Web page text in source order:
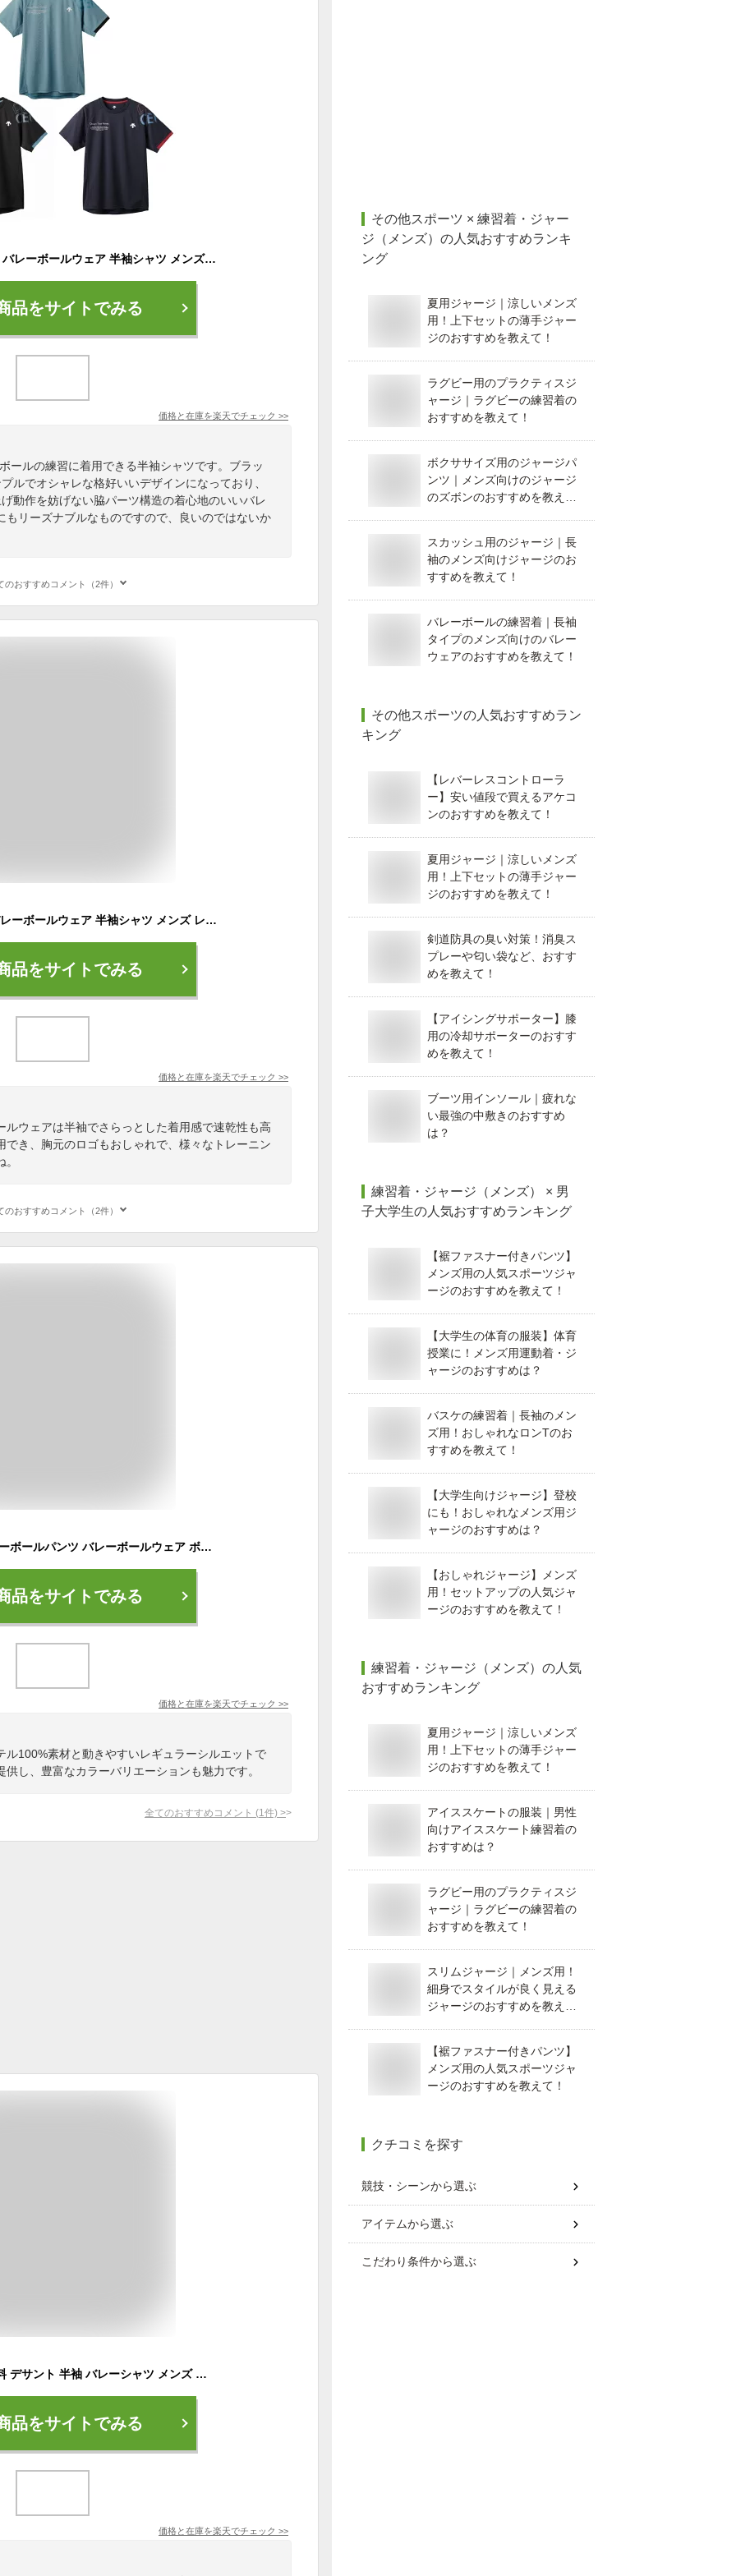
デサント DESCENTE バレーボールウェア 半袖シャツ メンズ レディース 半袖バレーボールシャツ DV4FHT02U
品をサイトでみる
価格と在庫を楽天でチェック >>
ールの練習に着用できる半袖シャツです。ブラッ
ルでオシャレな格好いいデザインになっており、
動作を妨げない脇パーツ構造の着心地のいいバレ
もリーズナブルなものですので、良いのではないか
のおすすめコメント（2件）
ファイテン phiten バレーボールウェア 半袖シャツ メンズ レディース RAKUシャツ 半袖 3124JG58400 【メール便可】 sc
品をサイトでみる
価格と在庫を楽天でチェック >>
ルウェアは半袖でさらっとした着用感で速乾性も高
でき、胸元のロゴもおしゃれで、様々なトレーニン
のおすすめコメント（2件）
デサント メンズ バレーボールパンツ バレーボールウェア ボトムス パンツ ゲームパンツ ハーフパンツ ユニフォーム トレーニングウエア ホワイト 白 ブラック 黒 ネイビー ブルー レッド 青 赤 送料無料 DESCENTE DSP6704B
品をサイトでみる
価格と在庫を楽天でチェック >>
ル100%素材と動きやすいレギュラーシルエットで
し、豊富なカラーバリエーションも魅力です。
全てのおすすめコメント (1 件) >
GW中も発送■送料無料 デサント 半袖 バレーシャツ メンズ ユニセックス DESCENTE バレーボールウェア バレーボールシャツ トップス スポーツウエア 男性 大きいサイズ Tシャツ 練習着 服 ブランド アパレル/DV5SHT02U
品をサイトでみる
価格と在庫を楽天でチェック >>
その他スポーツ × 練習着・ジャー
ジ（メンズ） の人気おすすめランキ
ング
夏用ジャージ｜涼しいメンズ
用！上下セットの薄手ジャー
ジのおすすめを教えて！
ラグビー用のプラクティスジ
ャージ｜ラグビーの練習着の
おすすめを教えて！
ボクササイズ用のジャージパ
ンツ｜メンズ向けのジャージ
のズボンのおすすめを教え
スカッシュ用のジャージ｜長
袖のメンズ向けジャージのお
すすめを教えて！
バレーボールの練習着｜長袖
タイプのメンズ向けのバレー
ウェアのおすすめを教えて！
その他スポーツの人気おすすめラン
キング
【レバーレスコントローラ
ー】安い値段で買えるアケコ
ンのおすすめを教えて！
夏用ジャージ｜涼しいメンズ
用！上下セットの薄手ジャー
ジのおすすめを教えて！
剣道防具の臭い対策！消臭ス
プレーや匂い袋など、おすす
めを教えて！
【アイシングサポーター】膝
用の冷却サポーターのおすす
めを教えて！
ブーツ用インソール｜疲れな
い最強の中敷きのおすすめ
は？
練習着・ジャージ（メンズ） × 男
子大学生の人気おすすめランキング
【裾ファスナー付きパンツ】
メンズ用の人気スポーツジャ
ージのおすすめを教えて！
【大学生の体育の服装】体育
授業に！メンズ用運動着・ジ
ャージのおすすめは？
バスケの練習着｜長袖のメン
ズ用！おしゃれなロンTのお
すすめを教えて！
【大学生向けジャージ】登校
にも！おしゃれなメンズ用ジ
ャージのおすすめは？
【おしゃれジャージ】メンズ
用！セットアップの人気ジャ
ージのおすすめを教えて！
練習着・ジャージ（メンズ） の人気
おすすめランキング
夏用ジャージ｜涼しいメンズ
用！上下セットの薄手ジャー
ジのおすすめを教えて！
アイススケートの服装｜男性
向けアイススケート練習着の
おすすめは？
ラグビー用のプラクティスジ
ャージ｜ラグビーの練習着の
おすすめを教えて！
スリムジャージ｜メンズ用！
細身でスタイルが良く見える
ジャージのおすすめを教え
【裾ファスナー付きパンツ】
メンズ用の人気スポーツジャ
ージのおすすめを教えて！
クチコミを探す
競技・シーンから選ぶ
アイテムから選ぶ
こだわり条件から選ぶ